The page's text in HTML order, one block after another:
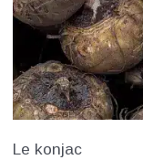
Le konjac